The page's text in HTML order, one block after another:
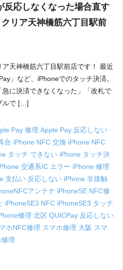
応しなくなった場合直す
リア天神橋筋六丁目駅前
天神橋筋六丁目駅前店です！ 最近
」など、iPhoneでのタッチ決済。
に決済できなくなった」「改札で
ルで […]
Pay 修理Apple Pay 反応しない
合 iPhone NFC 交換 iPhone NFC
タッチ できない iPhone タッチ決
交通系IC エラー iPhone 修理
支払い 反応しない iPhone 非接触
アンテナ iPhoneSE NFC修
iPhoneSE3 NFC iPhoneSE3 タッチ
修理 北区QUICPay 反応しない
ホNFC修理 スマホ修理 大阪 スマ
理